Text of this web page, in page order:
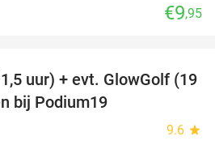
€9,95
36%
uur) + evt. GlowGolf (19
bij Podium19
9.6 star